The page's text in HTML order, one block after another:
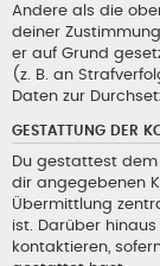
Andere als die
deiner
er auf Grund
(z. B. an
Daten zur
GESTATTUNG DER
Du gestattest
dir angegebenen
Übermittlung
ist. Darüber
kontaktieren,